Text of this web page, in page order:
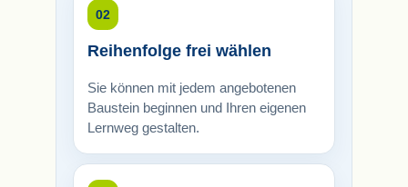
02
Reihenfolge frei wählen
Sie können mit jedem angebotenen
Baustein beginnen und Ihren eigenen
Lernweg gestalten.